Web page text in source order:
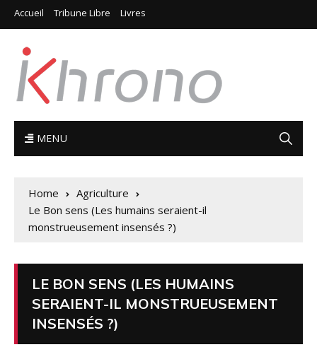
Accueil Tribune Libre Livres
MENU
Home
Agriculture
Le Bon sens (Les humains seraient-il
monstrueusement insensés ?)
LE BON SENS (LES HUMAINS
SERAIENT-IL MONSTRUEUSEMENT
INSENSÉS ?)